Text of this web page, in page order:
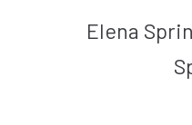
Elena